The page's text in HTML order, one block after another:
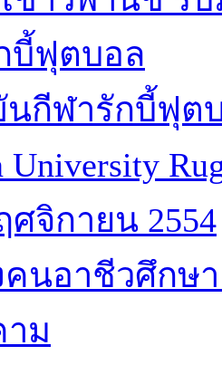
บี้ฟุตบอล
กีฬารักบี้ฟุต
University
ศจิกายน 2554
นอาชีวศึกษ
ม